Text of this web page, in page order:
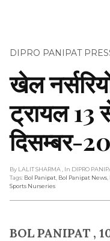
DIPRO PANIPAT
खेल
ट्रायल 13
दिसम्बर-
By LALIT SHARMA , In DIPRO
Tags: Bol Panipat Bol Panipat News
Sports Nurseries
BOL PANIPAT ,